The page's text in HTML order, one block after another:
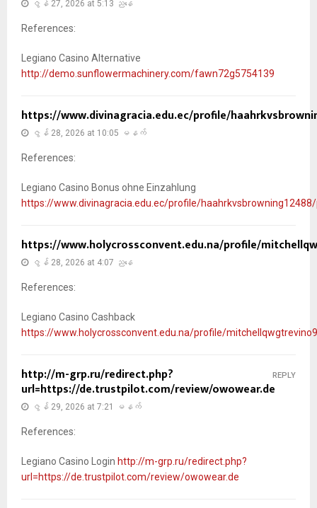
ဇွန် 27, 2026 at 5:13 ညနေ
References:
Legiano Casino Alternative
http://demo.sunflowermachinery.com/fawn72g5754139
https://www.divinagracia.edu.ec/profile/
ဇွန် 28, 2026 at 10:05 မနက်
References:
Legiano Casino Bonus ohne Einzahlung
https://www.divinagracia.edu.ec/profile/
https://www.holycrossconvent.edu.na/profile/
ဇွန် 28, 2026 at 4:07 ညနေ
References:
Legiano Casino Cashback
https://www.holycrossconvent.edu.na/profile/
http://m-grp.ru/redirect.php?
url=https://de.trustpilot.com/review/owowear.de
ဇွန် 29, 2026 at 7:21 မနက်
References:
Legiano Casino Login http://m-grp.ru/redirect.php?
url=https://de.trustpilot.com/review/owowear.de
REPLY